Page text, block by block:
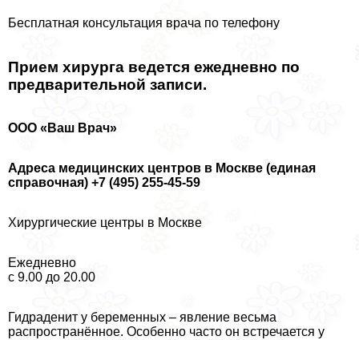
Бесплатная консультация врача по телефону
Прием хирурга ведется ежедневно по
предварительной записи.
ООО «Ваш Врач»
Адреса медицинских центров в Москве (единая
справочная) +7 (495) 255-45-59
Хирургические центры в Москве
Ежедневно
с 9.00 до 20.00
Гидраденит у беременных – явление весьма
распространённое. Особенно часто он встречается у